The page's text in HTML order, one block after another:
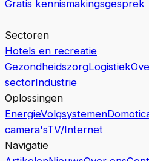
Gratis kennismakingsgesprek
Sectoren
Hotels en recreatie
GezondheidszorgLogistiek
sectorIndustrie
Oplossingen
EnergieVolgsystemen
camera'sTV/Internet
Navigatie